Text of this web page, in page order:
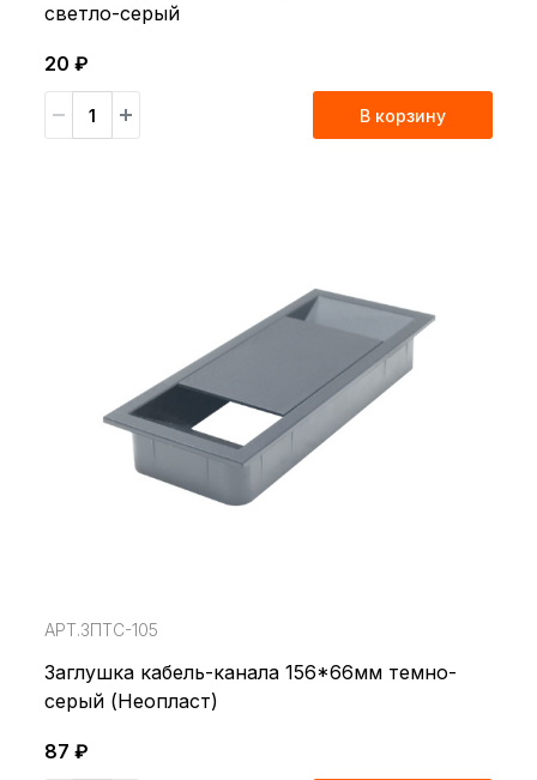
светло-серый
20 ₽
В корзину
АРТ.ЗПТС-105
Заглушка кабель-канала 156*66мм темно-
серый (Неопласт)
87 ₽